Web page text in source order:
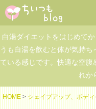
白湯ダイエットをはじめて
うも白湯を飲むと体が気持
ている感じです。快適な空腹
れか
HOME > シェイプアップ、ボディ